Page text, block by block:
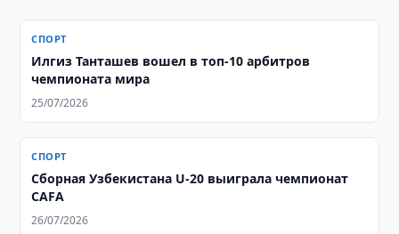
СПОРТ
Илгиз Танташев вошел в топ-10 арбитров
чемпионата мира
25/07/2026
СПОРТ
Сборная Узбекистана U-20 выиграла чемпионат
CAFA
26/07/2026